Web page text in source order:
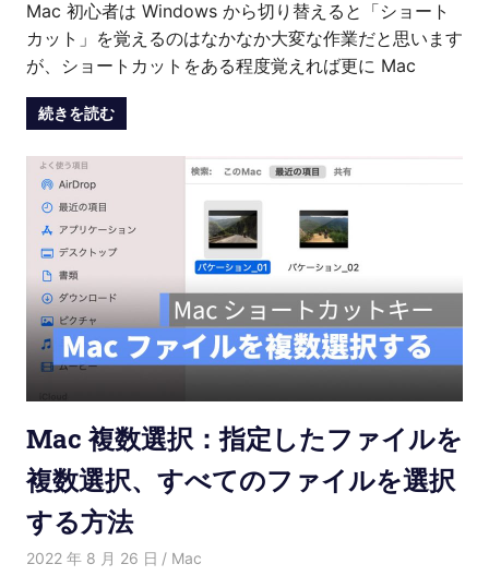
Mac 初心者は Windows から切り替えると「ショート
カット」を覚えるのはなかなか大変な作業だと思います
が、ショートカットをある程度覚えれば更に Mac
続きを読む
Mac 複数選択：指定したファイルを
複数選択、すべてのファイルを選択
する方法
2022 年 8 月 26 日 Kenny
Mac